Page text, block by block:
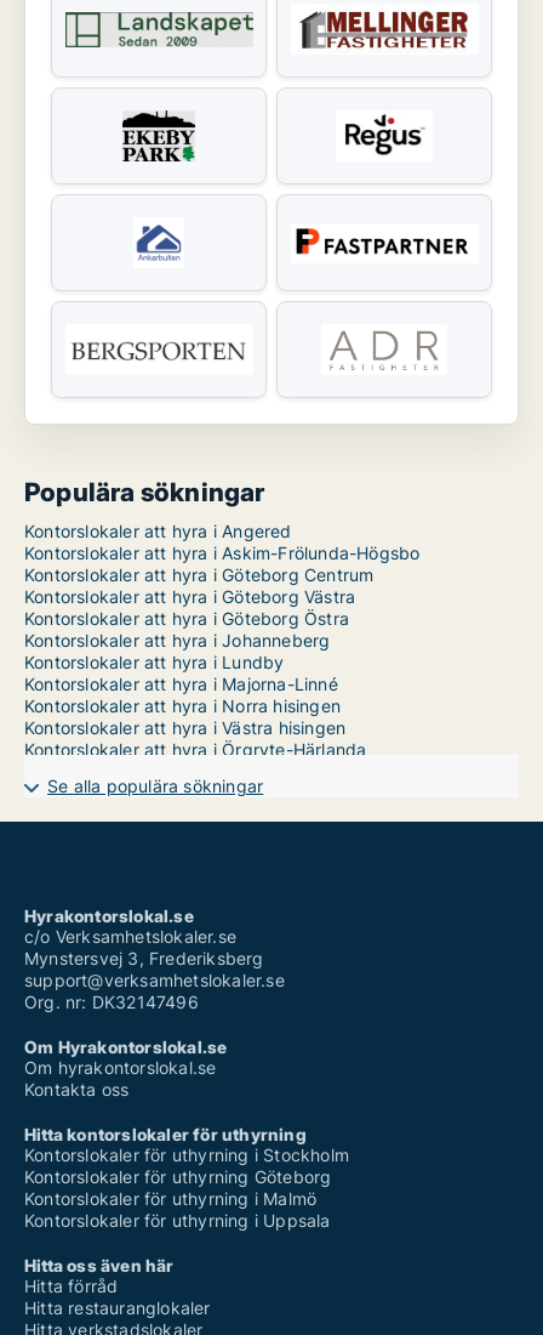
Populära sökningar
Kontorslokaler att hyra i Angered
Kontorslokaler att hyra i Askim-Frölunda-Högsbo
Kontorslokaler att hyra i Göteborg Centrum
Kontorslokaler att hyra i Göteborg Västra
Kontorslokaler att hyra i Göteborg Östra
Kontorslokaler att hyra i Johanneberg
Kontorslokaler att hyra i Lundby
Kontorslokaler att hyra i Majorna-Linné
Kontorslokaler att hyra i Norra hisingen
Kontorslokaler att hyra i Västra hisingen
Kontorslokaler att hyra i Örgryte-Härlanda
Se alla populära sökningar
Hyrakontorslokal.se
c/o Verksamhetslokaler.se
Mynstersvej 3, Frederiksberg
support@verksamhetslokaler.se
Org. nr: DK32147496
Om Hyrakontorslokal.se
Om hyrakontorslokal.se
Kontakta oss
Hitta kontorslokaler för uthyrning
Kontorslokaler för uthyrning i Stockholm
Kontorslokaler för uthyrning Göteborg
Kontorslokaler för uthyrning i Malmö
Kontorslokaler för uthyrning i Uppsala
Hitta oss även här
Hitta förråd
Hitta restauranglokaler
Hitta verkstadslokaler